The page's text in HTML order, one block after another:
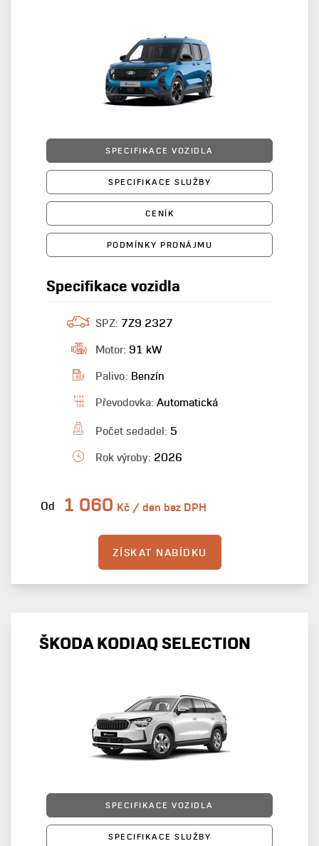
SPECIFIKACE VOZIDLA
SPECIFIKACE SLUŽBY
CENÍK
PODMÍNKY PRONÁJMU
Specifikace vozidla
SPZ: 7Z9 2327
Motor: 91 kW
Palivo: Benzín
Převodovka: Automatická
Počet sedadel: 5
Rok výroby: 2026
Od 1 060 Kč / den bez DPH
ZÍSKAT NABÍDKU
ŠKODA KODIAQ SELECTION
SPECIFIKACE VOZIDLA
SPECIFIKACE SLUŽBY